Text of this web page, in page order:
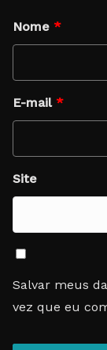
Nome *
E-mail *
Site
Salvar meus
vez que eu